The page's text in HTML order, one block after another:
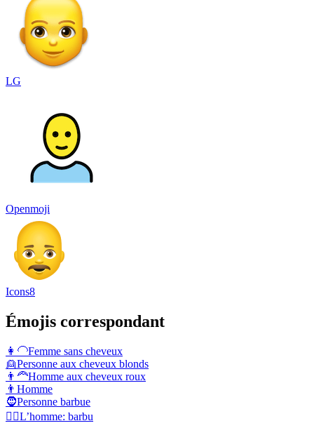
LG
Openmoji
Icons8
Émojis correspondant
👩‍🦲Femme sans cheveux
👱Personne aux cheveux blonds
👨‍🦰Homme aux cheveux roux
👨 Homme
🧔Personne barbue
🧔‍♂️L’homme: barbu